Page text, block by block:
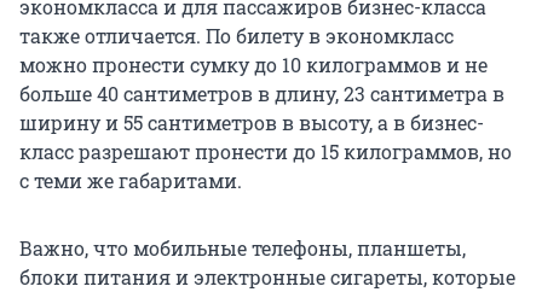
экономкласса и для пассажиров бизнес-класса
также отличается. По билету в экономкласс
можно пронести сумку до 10 килограммов и не
больше 40 сантиметров в длину, 23 сантиметра в
ширину и 55 сантиметров в высоту, а в бизнес-
класс разрешают пронести до 15 килограммов, но
с теми же габаритами.
Важно, что мобильные телефоны, планшеты,
блоки питания и электронные сигареты, которые